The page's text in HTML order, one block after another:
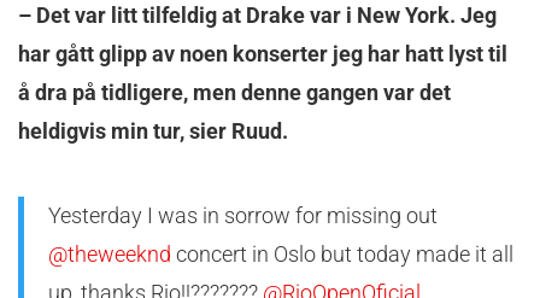
– Det var litt tilfeldig at Drake var i New York. Jeg
har gått glipp av noen konserter jeg har hatt lyst til
å dra på tidligere, men denne gangen var det
heldigvis min tur, sier Ruud.
Yesterday I was in sorrow for missing out
@theweeknd concert in Oslo but today made it all
up, thanks Rio!!??????? @RioOpenOficial